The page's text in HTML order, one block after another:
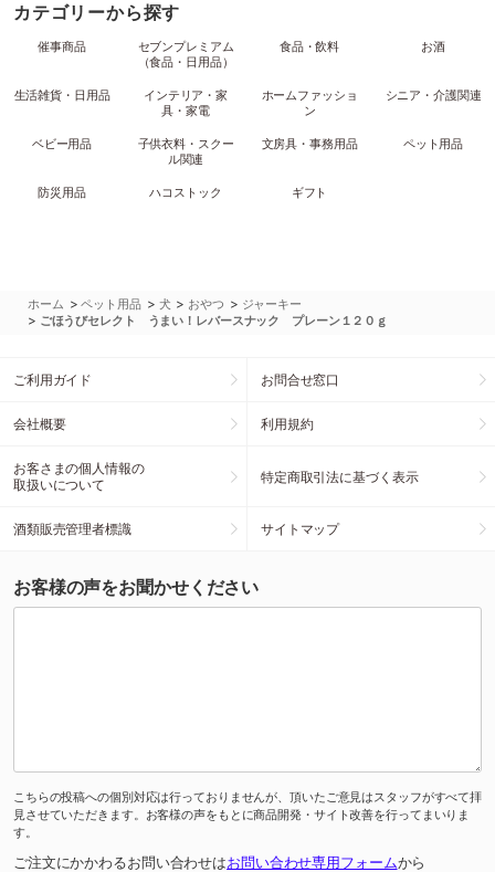
カテゴリーから探す
催事商品
セブンプレミアム
（食品・日用品）
食品・飲料 お酒
生活雑貨・日用品
インテリア・家
具・家電
ホームファッショ
ン
シニア・介護関連
ベビー用品
子供衣料・スクー
ル関連
文房具・事務用品 ペット用品
防災用品 ハコストック ギフト
ホーム >ペット用品 > 犬 > おやつ > ジャーキー
> ごほうびセレクト うまい！レバースナック プレーン１２０ｇ
ご利用ガイド お問合せ窓口
会社概要 利用規約
お客さまの個人情報の
取扱いについて
特定商取引法に基づく表示
酒類販売管理者標識 サイトマップ
お客様の声をお聞かせください
こちらの投稿への個別対応は行っておりませんが、頂いたご意見はスタッフがすべて拝
見させていただきます。お客様の声をもとに商品開発・サイト改善を行ってまいりま
す。
ご注文にかかわるお問い合わせはお問い合わせ専用フォームから